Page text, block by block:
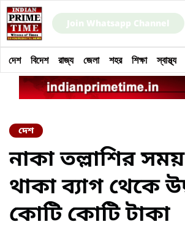
Join Whatsapp Channel
দেশ বিদেশ রাজ্য জেলা শহর শিক্ষা স্বাস্থ্য
দেশ
নাকা তল্লাশির
থাকা ব্যাগ থেকে
কোটি কোটি টাকা